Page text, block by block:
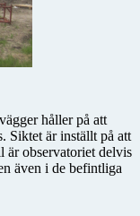
håller på att
Siktet är inställt på att
är observatoriet delvis
även i de befintliga